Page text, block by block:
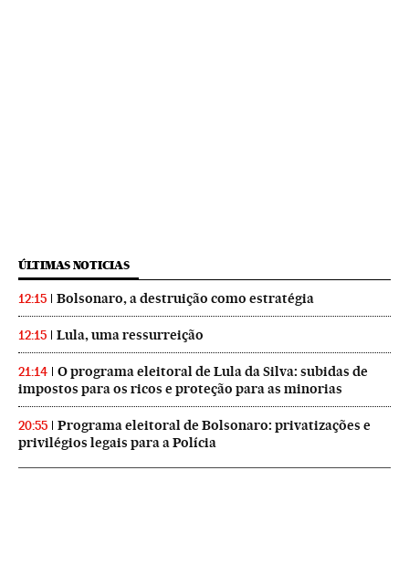
ÚLTIMAS NOTICIAS
12:15 Bolsonaro, a destruição como estratégia
12:15 Lula, uma ressurreição
21:14
O programa eleitoral de Lula da Silva: subidas de
impostos para os ricos e proteção para as minorias
20:55
Programa eleitoral de Bolsonaro: privatizações e
privilégios legais para a Polícia